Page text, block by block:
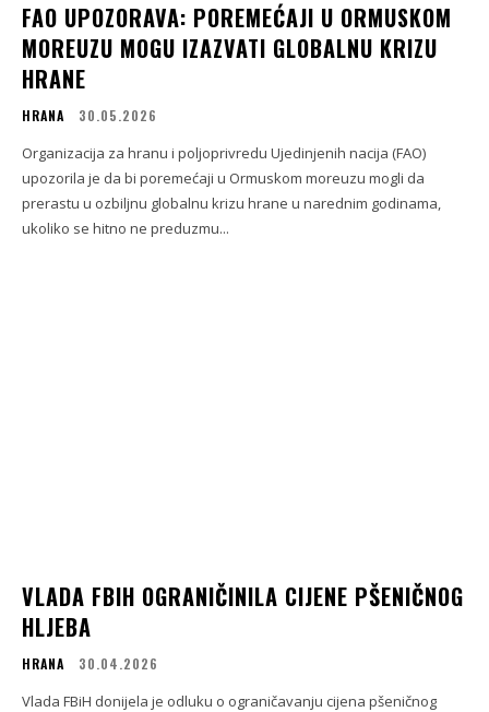
FAO UPOZORAVA: POREMEĆAJI U ORMUSKOM
MOREUZU MOGU IZAZVATI GLOBALNU KRIZU
HRANE
HRANA 30.05.2026
Organizacija za hranu i poljoprivredu Ujedinjenih nacija (FAO)
upozorila je da bi poremećaji u Ormuskom moreuzu mogli da
prerastu u ozbiljnu globalnu krizu hrane u narednim godinama,
ukoliko se hitno ne preduzmu...
VLADA FBIH OGRANIČINILA CIJENE PŠENIČNOG
HLJEBA
HRANA 30.04.2026
Vlada FBiH donijela je odluku o ograničavanju cijena pšeničnog